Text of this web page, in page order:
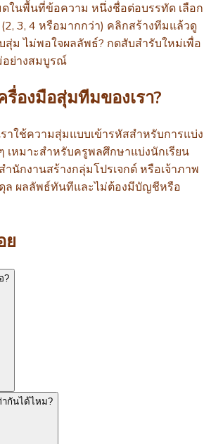
ในพื้นที่ข้อความ หนึ่งชื่อต่อบรรทัด เลือก
3, 4 หรือมากกว่า) คลิกสร้างทีมแล้วดู
ม ไม่พอใจผลลัพธ์? กดสับสำรับใหม่เพื่อ
อย่างสมบูรณ์
รื่องมือสุ่มทีมของเรา?
าใช้ความสุ่มแบบเข้ารหัสสำหรับการแบ่ง
เหมาะสำหรับครูพลศึกษาแบ่งนักเรียน
นักงานสร้างกลุ่มโปรเจกต์ หรือเจ้าภาพ
ล ผลลัพธ์ทันทีและไม่ต้องมีบัญชีหรือ
ย
?
กันได้ไหม?